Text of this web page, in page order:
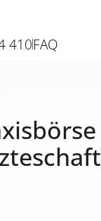
410FAQ